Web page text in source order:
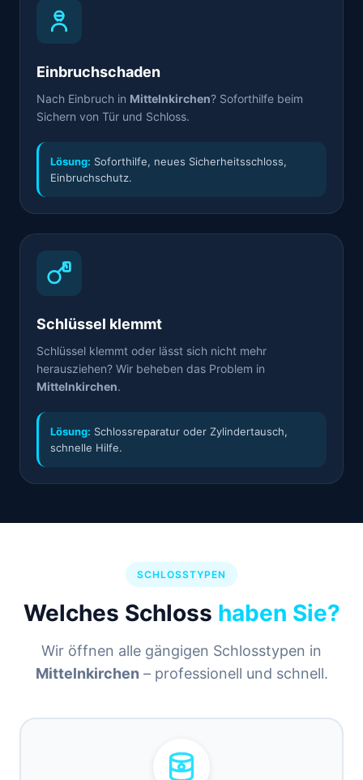
Einbruchschaden
Nach Einbruch in Mittelnkirchen? Soforthilfe beim
Sichern von Tür und Schloss.
Lösung: Soforthilfe, neues Sicherheitsschloss,
Einbruchschutz.
Schlüssel klemmt
Schlüssel klemmt oder lässt sich nicht mehr
herausziehen? Wir beheben das Problem in
Mittelnkirchen.
Lösung: Schlossreparatur oder Zylindertausch,
schnelle Hilfe.
SCHLOSSTYPEN
Welches Schloss haben Sie?
Wir öffnen alle gängigen Schlosstypen in
Mittelnkirchen – professionell und schnell.